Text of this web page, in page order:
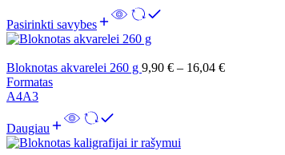
Pasirinkti savybes
Bloknotas akvarelei 260 g 9,90 € – 16,04 €
Formatas
A4A3
Daugiau